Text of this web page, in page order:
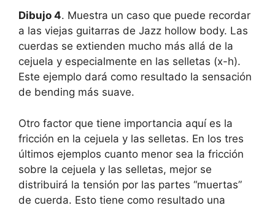
Dibujo 4. Muestra un caso que puede recordar
a las viejas guitarras de Jazz hollow body. Las
cuerdas se extienden mucho más allá de la
cejuela y especialmente en las selletas (x-h).
Este ejemplo dará como resultado la sensación
de bending más suave.
Otro factor que tiene importancia aquí es la
fricción en la cejuela y las selletas. En los tres
últimos ejemplos cuanto menor sea la fricción
sobre la cejuela y las selletas, mejor se
distribuirá la tensión por las partes “muertas”
de cuerda. Esto tiene como resultado una